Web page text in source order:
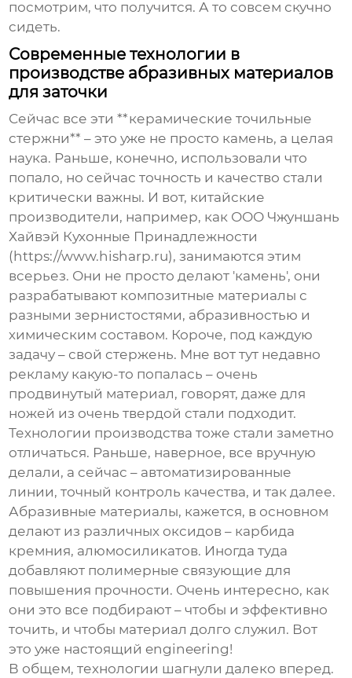
посмотрим, что получится. А то совсем скучно
сидеть.
Современные технологии в
производстве абразивных материалов
для заточки
Сейчас все эти **керамические точильные
стержни** – это уже не просто камень, а целая
наука. Раньше, конечно, использовали что
попало, но сейчас точность и качество стали
критически важны. И вот, китайские
производители, например, как ООО Чжуншань
Хайвэй Кухонные Принадлежности
(https://www.hisharp.ru), занимаются этим
всерьез. Они не просто делают 'камень', они
разрабатывают композитные материалы с
разными зернистостями, абразивностью и
химическим составом. Короче, под каждую
задачу – свой стержень. Мне вот тут недавно
рекламу какую-то попалась – очень
продвинутый материал, говорят, даже для
ножей из очень твердой стали подходит.
Технологии производства тоже стали заметно
отличаться. Раньше, наверное, все вручную
делали, а сейчас – автоматизированные
линии, точный контроль качества, и так далее.
Абразивные материалы, кажется, в основном
делают из различных оксидов – карбида
кремния, алюмосиликатов. Иногда туда
добавляют полимерные связующие для
повышения прочности. Очень интересно, как
они это все подбирают – чтобы и эффективно
точить, и чтобы материал долго служил. Вот
это уже настоящий engineering!
В общем, технологии шагнули далеко вперед.